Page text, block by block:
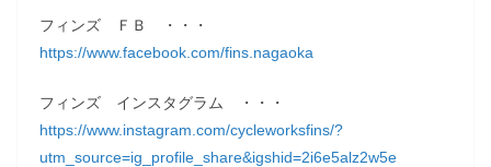
フィンズ ＦＢ ・・・
https://www.facebook.com/fins.nagaoka
フィンズ インスタグラム ・・・
https://www.instagram.com/cycleworksfins/?
utm_source=ig_profile_share&igshid=2i6e5alz2w5e